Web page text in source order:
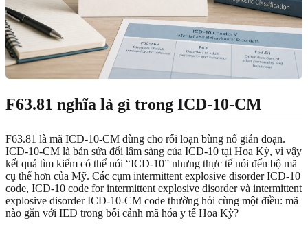
F63.81 nghĩa là gì trong ICD-10-CM
F63.81 là mã ICD-10-CM dùng cho rối loạn bùng nổ gián đoạn.
ICD-10-CM là bản sửa đổi lâm sàng của ICD-10 tại Hoa Kỳ, vì vậy
kết quả tìm kiếm có thể nói “ICD-10” nhưng thực tế nói đến bộ mã
cụ thể hơn của Mỹ. Các cụm intermittent explosive disorder ICD-10
code, ICD-10 code for intermittent explosive disorder và intermittent
explosive disorder ICD-10-CM code thường hỏi cùng một điều: mã
nào gắn với IED trong bối cảnh mã hóa y tế Hoa Kỳ?